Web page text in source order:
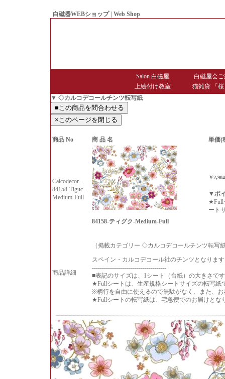
白磁器WEBショップ | Web Shop
Salon 白磁屋
白磁屋会
上絵付け教室
猫雑貨 「
▼ ◇カルコデコールチンツ転写紙
商品 No 商 品 名 単価(
Calcodecor-
84158-Tiguc-
Medium-Full
84158-ティグク-Medium-Full
￥
▼ポ
★Full
ート
商品詳細
（掲載カテゴリー ◇カルコデコールチンツ転写
スペイン・カルコデコール社のチンツとなりま
-------------------------------------
■表記のサイズは、1シート（台紙）の大きさで
★Fullシートは、生産規格シートサイズの転写紙
※柄行を自由に使えるので無駄がなく、また、
★Fullシートの転写紙は、宅急便でのお届けとな